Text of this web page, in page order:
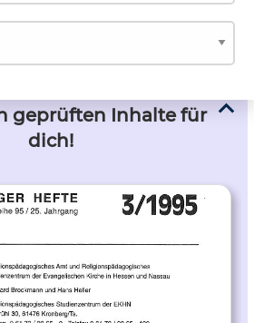
geprüften Inhalte für
dich!